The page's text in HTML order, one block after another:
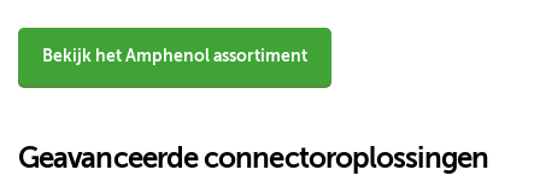
Bekijk het Amphenol assortiment
Geavanceerde connectoroplossingen